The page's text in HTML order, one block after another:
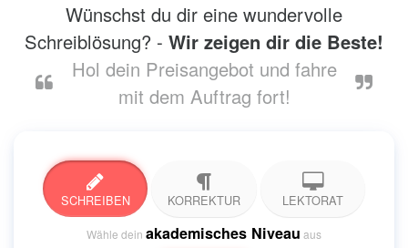
Wünschst du dir eine wundervolle
Schreiblösung? - Wir zeigen dir die Beste!
Hol dein Preisangebot und fahre
mit dem Auftrag fort!
SCHREIBEN KORREKTUR LEKTORAT
Wähle dein akademisches Niveau aus